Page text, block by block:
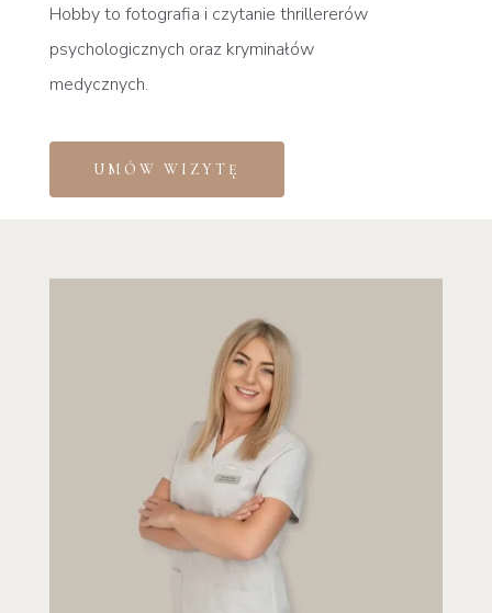
Hobby to fotografia i czytanie thrillererów
psychologicznych oraz kryminałów
medycznych.
UMÓW WIZYTĘ